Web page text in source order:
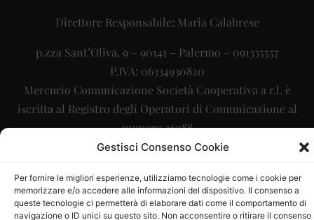
Gestisci Consenso Cookie
Per fornire le migliori esperienze, utilizziamo tecnologie come i cookie per
memorizzare e/o accedere alle informazioni del dispositivo. Il consenso a
queste tecnologie ci permetterà di elaborare dati come il comportamento di
navigazione o ID unici su questo sito. Non acconsentire o ritirare il consenso
Direttore Responsabile: Maria Calabrese
p.zza Sant’Oliva, 9 – 90141 – Palermo – 091335557
P.IVA: 06334930820
Mercurio Comunicazione Società Cooperativa a r.l. è
iscritta al Registro degli Operatori di Comunicazione al
numero 26988